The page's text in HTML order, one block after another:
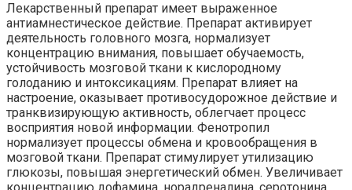
Лекарственный препарат имеет выраженное
антиамнестическое действие. Препарат активирует
деятельность головного мозга, нормализует
концентрацию внимания, повышает обучаемость,
устойчивость мозговой ткани к кислородному
голоданию и интоксикациям. Препарат влияет на
настроение, оказывает противосудорожное действие и
транквизирующую активность, облегчает процесс
восприятия новой информации. Фенотропил
нормализует процессы обмена и кровообращения в
мозговой ткани. Препарат стимулирует утилизацию
глюкозы, повышая энергетический обмен. Увеличивает